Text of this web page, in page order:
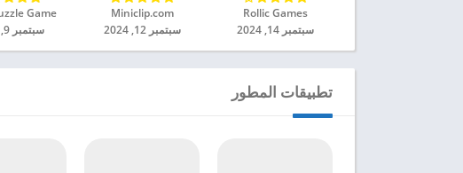
Rollic Games‏
سبتمبر 14, 2024
Miniclip.com‏
سبتمبر 12, 2024
Game‏
سبتمبر 9, 2024
تطبيقات المطور